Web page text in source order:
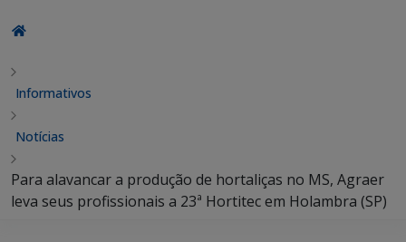
Informativos
Notícias
Para alavancar a produção de hortaliças no MS, Agraer
leva seus profissionais a 23ª Hortitec em Holambra (SP)